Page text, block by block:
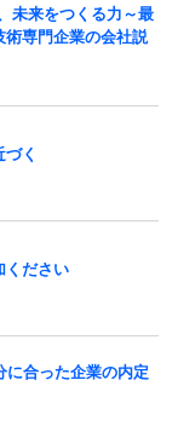
未来をつくる力～最
専門企業の会社説
く
ください
に合った企業の内定